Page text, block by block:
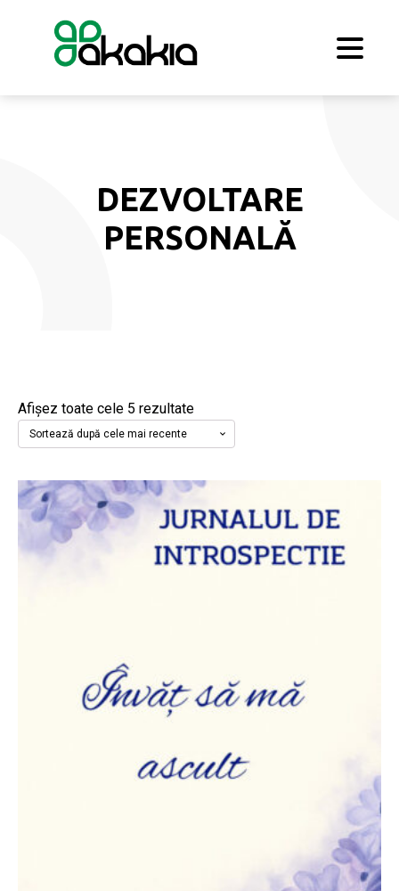
DEZVOLTARE
PERSONALĂ
Afișez toate cele 5 rezultateSortat
după
cele